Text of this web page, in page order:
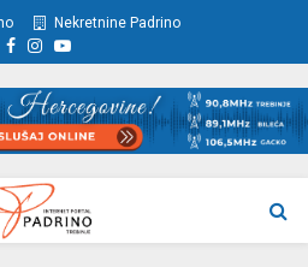
Nekretnine Padrino
Facebook
Instagram
Youtube